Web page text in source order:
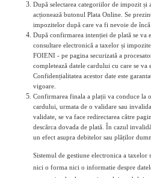
După selectarea categoriilor de impozit și
acționează butonul Plata Online. Se
impozitelor după care va fi nevoie de
După confirmarea intenției de plată se va
consultare electronică a taxelor și
FOIENI - pe pagina securizată a
completează datele cardului cu care se va
Confidențialitatea acestor date este
vigoare.
Confirmarea finala a plații va conduce la
cardului, urmata de o validare sau
validate, se va face redirectarea către
descărca dovada de plată. În cazul
un efect asupra debitelor sau plăților
Sistemul de gestiune electronica a taxelor
nici o forma nici o informatie despre